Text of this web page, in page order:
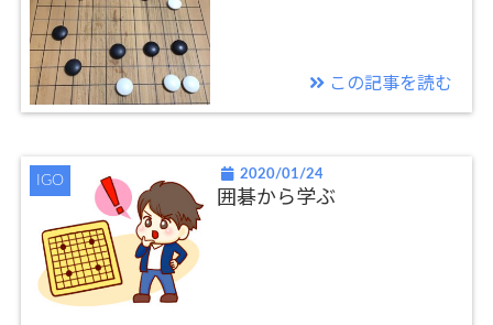
この記事を読む
IGO 2020/01/24
囲碁から学ぶ